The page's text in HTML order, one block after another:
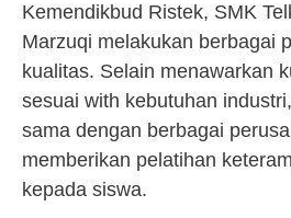
Kemendikbud Ristek, SMK
Marzuqi melakukan berbagai
kualitas. Selain menawarkan
sesuai with kebutuhan
sama dengan berbagai
memberikan pelatihan
kepada siswa.